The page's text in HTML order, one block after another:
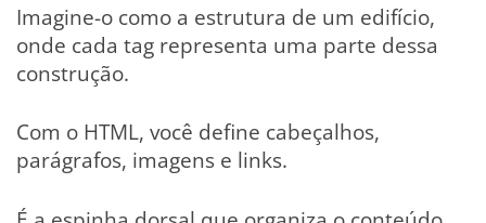
Imagine-o como a estrutura de um edifício,
onde cada tag representa uma parte dessa
construção.
Com o HTML, você define cabeçalhos,
parágrafos, imagens e links.